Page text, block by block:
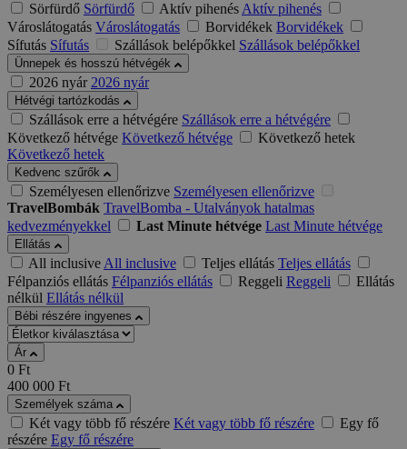
Sörfürdő Sörfürdő Aktív pihenésAktív pihenés
Városlátogatás Városlátogatás Borvidékek Borvidékek
Sífutás Sífutás Szállások belépőkkel Szállások belépőkkel
Ünnepek és hosszú hétvégék
2026 nyár 2026 nyár
Hétvégi tartózkodás
Szállások erre a hétvégére Szállások erre a hétvégére
Következő hétvége Következő hétvége
Következő hetek
Következő hetek
Kedvenc szűrők
Személyesen ellenőrizve Személyesen ellenőrizve
TravelBombák TravelBomba - Utalványok hatalmas
kedvezményekkel
Last Minute hétvége Last Minute hétvége
Ellátás
All inclusiveAll inclusive Teljes ellátás Teljes ellátás
Félpanziós ellátás Félpanziós ellátás Reggeli Reggeli
Ellátás
nélkül Ellátás nélkül
Bébi részére ingyenes
Ár
0 Ft
400 000 Ft
Személyek száma
Két vagy több fő részére Két vagy több fő részére
Egy fő
részére Egy fő részére